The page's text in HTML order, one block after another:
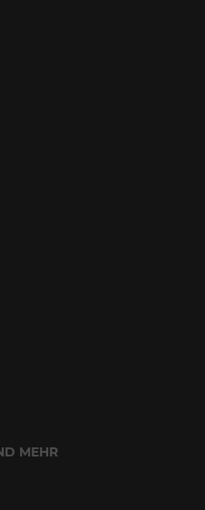
MEHR